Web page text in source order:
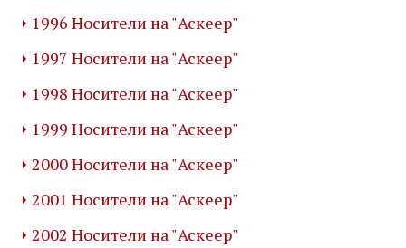
1996 Носители на "Аскеер"
1997 Носители на "Аскеер"
1998 Носители на "Аскеер"
1999 Носители на "Аскеер"
2000 Носители на "Аскеер"
2001 Носители на "Аскеер"
2002 Носители на "Аскеер"